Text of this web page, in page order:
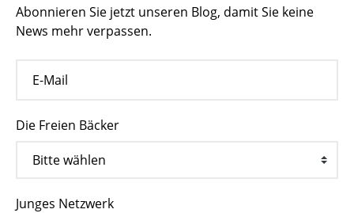
Abonnieren Sie jetzt unseren Blog, damit Sie keine
News mehr verpassen.
Die Freien Bäcker
Junges Netzwerk